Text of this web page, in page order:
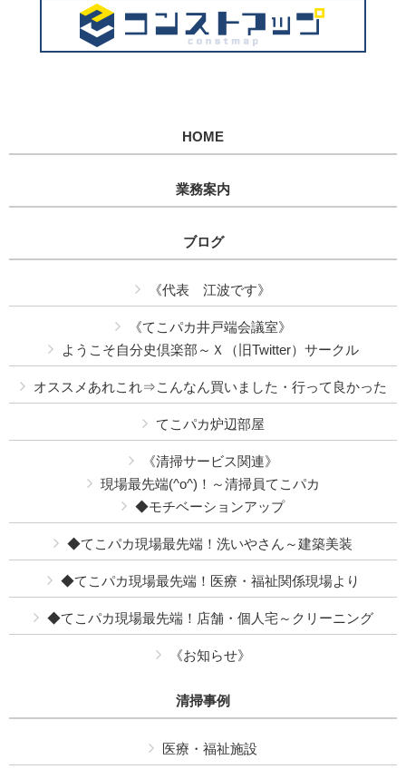
HOME
業務案内
ブログ
《代表 江波です》
《てこパカ井戸端会議室》
ようこそ自分史倶楽部～Ｘ（旧Twitter）サークル
オススメあれこれ⇒こんなん買いました・行って良かった
てこパカ炉辺部屋
《清掃サービス関連》
現場最先端(^o^)！～清掃員てこパカ
◆モチベーションアップ
◆てこパカ現場最先端！洗いやさん～建築美装
◆てこパカ現場最先端！医療・福祉関係現場より
◆てこパカ現場最先端！店舗・個人宅～クリーニング
《お知らせ》
清掃事例
医療・福祉施設